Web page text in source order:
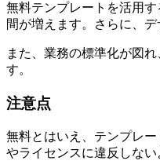
無料テンプレートを活用
間が増えます。さらに、
また、業務の標準化が図
す。
注意点
無料とはいえ、テンプレ
やライセンスに違反しない